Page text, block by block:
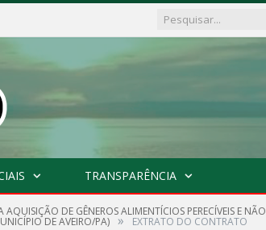
TRANSPARÊNCIA
DE GÊNEROS ALIMENTÍCIOS PERECÍVEIS E NÃO
DE AVEIRO/PA) » EXTRATO DO CONTRATO